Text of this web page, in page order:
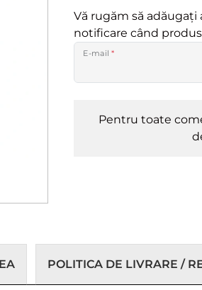
Vă rugăm să adăugați
notificare când
E-mail *
Pentru toate
POLITICA DE LIVRARE /